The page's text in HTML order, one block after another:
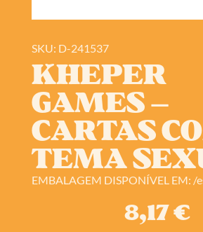
SKU: D-241537
KHEPER
GAMES –
CARTAS
TEMA
EMBALAGEM DISPONÍVEL EM: /
8,17€